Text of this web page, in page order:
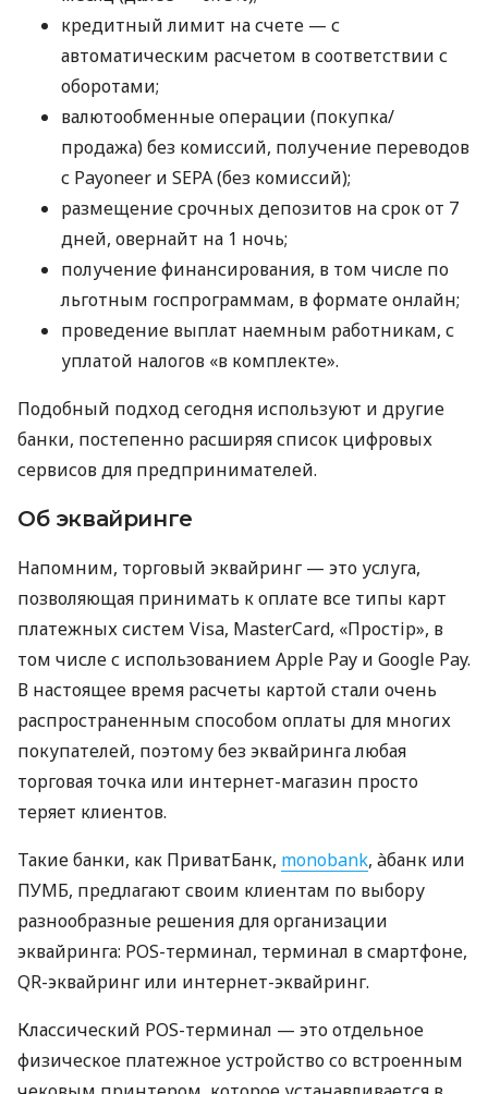
кредитный лимит на счете — с
автоматическим расчетом в соответствии с
оборотами;
валютообменные операции (покупка/
продажа) без комиссий, получение переводов
с Payoneer и SEPA (без комиссий);
размещение срочных депозитов на срок от 7
дней, овернайт на 1 ночь;
получение финансирования, в том числе по
льготным госпрограммам, в формате онлайн;
проведение выплат наемным работникам, с
уплатой налогов «в комплекте».
Подобный подход сегодня используют и другие
банки, постепенно расширяя список цифровых
сервисов для предпринимателей.
Об эквайринге
Напомним, торговый эквайринг — это услуга,
позволяющая принимать к оплате все типы карт
платежных систем Visa, MasterCard, «Простір», в
том числе с использованием Apple Pay и Google Pay.
В настоящее время расчеты картой стали очень
распространенным способом оплаты для многих
покупателей, поэтому без эквайринга любая
торговая точка или интернет-магазин просто
теряет клиентов.
Такие банки, как ПриватБанк, monobank, àбанк или
ПУМБ, предлагают своим клиентам по выбору
разнообразные решения для организации
эквайринга: POS-терминал, терминал в смартфоне,
QR-эквайринг или интернет-эквайринг.
Классический POS-терминал — это отдельное
физическое платежное устройство со встроенным